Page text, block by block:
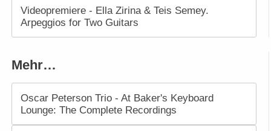
Videopremiere - Ella Zirina & Teis Semey.
Arpeggios for Two Guitars
Mehr…
Oscar Peterson Trio - At Baker's Keyboard
Lounge: The Complete Recordings